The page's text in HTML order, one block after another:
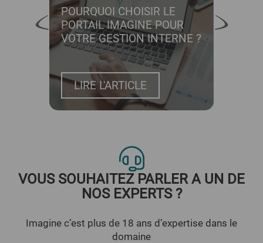
POURQUOI CHOISIR LE
PORTAIL IMAGINE POUR
VOTRE GESTION INTERNE ?
LIRE L'ARTICLE
VOUS SOUHAITEZ PARLER A UN DE
NOS EXPERTS ?
Imagine c’est plus de 18 ans d’expertise dans le
domaine